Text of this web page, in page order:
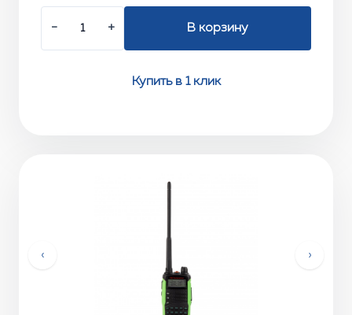
− + В корзину
Купить в 1 клик
‹ ›